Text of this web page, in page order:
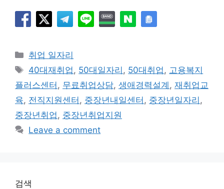
Categories
취업 일자리
Tags
40대재취업, 50대일자리 , 50대취업, 고용복지
플러스센터 , 무료취업상담, 생애경력설계 , 재취업교
육, 전직지원센터 , 중장년내일센터 , 중장년일자리 ,
중장년취업, 중장년취업지원
Leave a comment
검색